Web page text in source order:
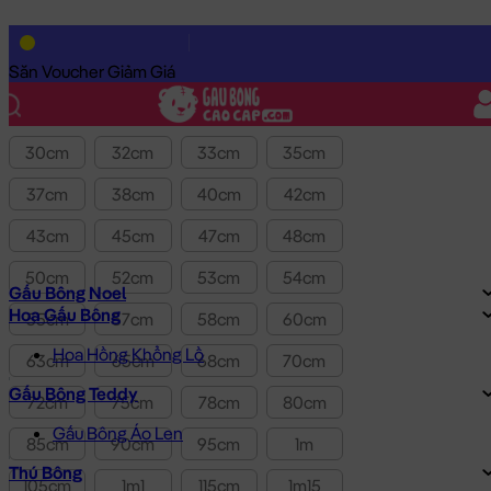
Săn Voucher Giảm Giá
Gấu Bông Noel
Hoa Gấu Bông
Hoa Hồng Khổng Lồ
Gấu Bông Teddy
Gấu Bông Áo Len
Thú Bông
Lọc theo Giá SP:
Giá
Kích thước
30cm 32cm 33cm
35cm
37cm
38cm 40cm
42cm
43cm
45cm 47cm
48cm
50cm
52cm 53cm
54cm
55cm
57cm 58cm
60cm
63cm
65cm 68cm
70cm
72cm
75cm 78cm
80cm
85cm
90cm 95cm
1m
105cm
1m1 115cm
1m15